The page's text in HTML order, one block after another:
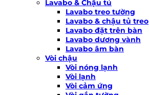
Lavabo & Chậu tủ
Lavabo treo tường
Lavabo & chậu tủ treo
Lavabo đặt trên bàn
Lavabo dương vành
Lavabo âm bàn
Vòi chậu
Vòi nóng lạnh
Vòi lạnh
Vòi cảm ứng